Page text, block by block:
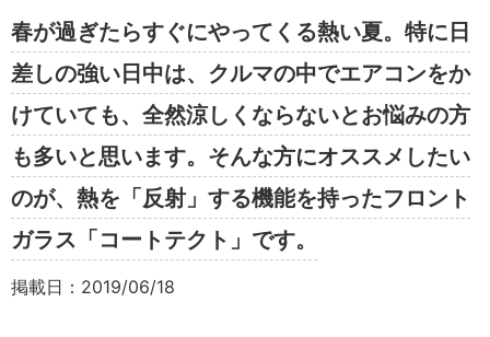
春が過ぎたらすぐにやってくる熱い夏。 特に日
差しの強い日中は、 クルマの中でエアコンをか
けていても、全然涼しくならないとお悩みの方
も多いと思います。そんな方にオススメしたい
のが、熱を「反射」する機能を持ったフロント
ガラス「コートテクト」です。
掲載日：2019/06/18